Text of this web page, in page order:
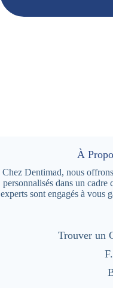
À
Chez Dentimad, nous
personnalisés dans un
experts sont engagés à vous
Trouver un